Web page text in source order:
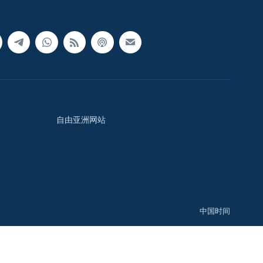
自由亚洲网站
中国时间